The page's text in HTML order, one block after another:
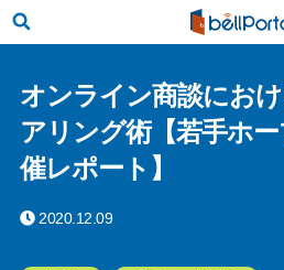
オンライン商談にお
アリング術【若手ホ
催レポート】
2020.12.09